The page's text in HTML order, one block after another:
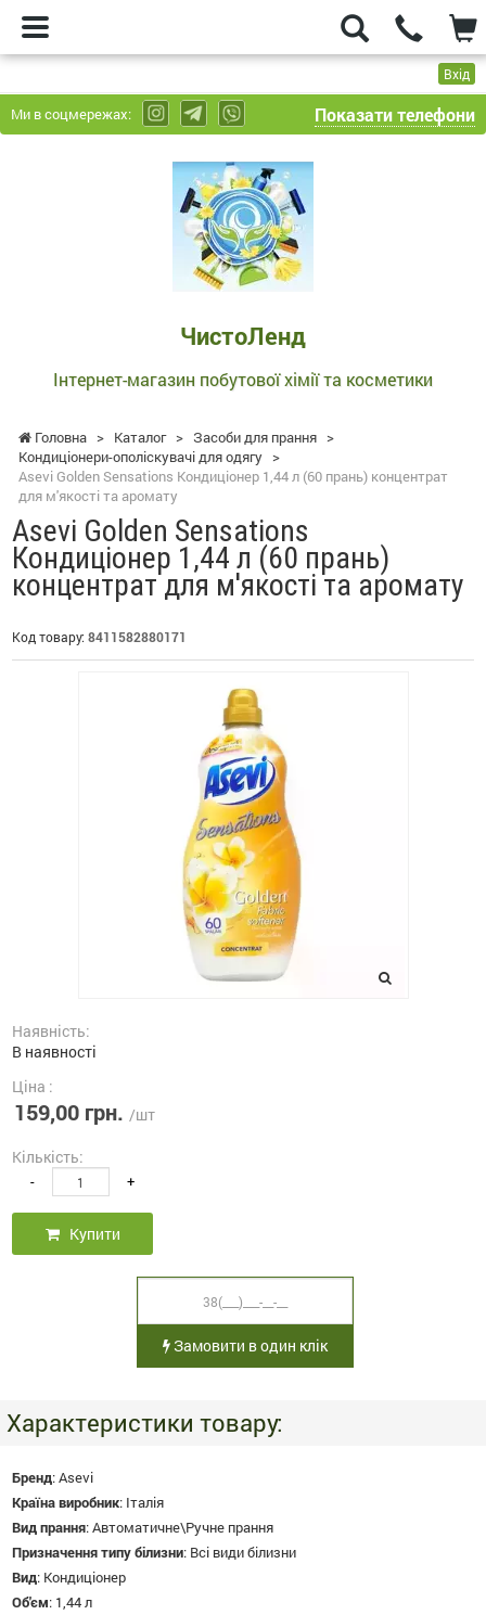
Вхід
Ми в соцмережах: Показати телефони
ЧистоЛенд
Інтернет-магазин побутової хімії та косметики
Головна > Каталог > Засоби для прання >
Кондиціонери-ополіскувачі для одягу >
Asevi Golden Sensations Кондиціонер 1,44 л (60 прань) концентрат
для м'якості та аромату
Asevi Golden Sensations
Кондиціонер 1,44 л (60 прань)
концентрат для м'якості та аромату
Код товару: 8411582880171
Наявність:
В наявності
Ціна :
159,00 грн. /шт
Кількість:
- +
Купити
Замовити в один клік
Характеристики товару:
Бренд:Asevi
Країна виробник: Італія
Вид прання:Автоматичне\Ручне прання
Призначення типу білизни: Всі види білизни
Вид: Кондиціонер
Об'єм: 1,44 л